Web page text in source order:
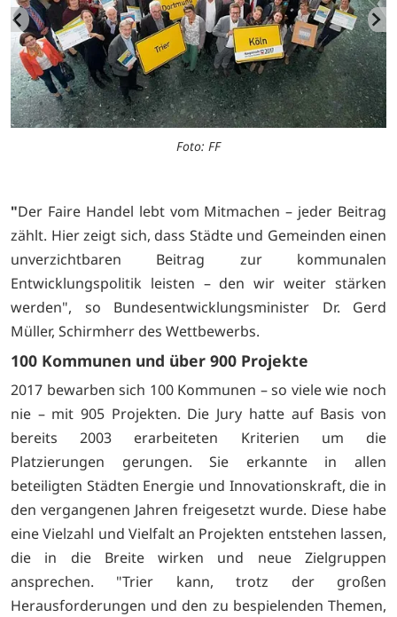
Foto: FF
"Der Faire Handel lebt vom Mitmachen – jeder Beitrag
zählt. Hier zeigt sich, dass Städte und Gemeinden einen
unverzichtbaren Beitrag zur kommunalen
Entwicklungspolitik leis­ten – den wir weiter stärken
werden", so Bundesentwicklungsminister Dr. Gerd
Müller, Schirm­herr des Wettbe­werbs.
100 Kommunen und über 900 Projekte
2017 bewarben sich 100 Kommunen – so viele wie noch
nie – mit 905 Projekten. Die Jury hatte auf Basis von
bereits 2003 erarbeiteten Kriterien um die
Platzierungen ge­rungen. Sie erkannte in allen
beteiligten Städten Energie und Innovationskraft, die in
den vergangenen Jahren freigesetzt wurde. Diese habe
eine Vielzahl und Vielfalt an Projekten entstehen lassen,
die in die Breite wirken und neue Zielgruppen
ansprechen. "Trier kann, trotz der großen
Herausforderungen und den zu bespielenden Themen,